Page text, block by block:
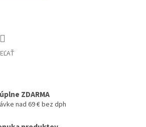
ZDARMA
nad 69 € bez dph